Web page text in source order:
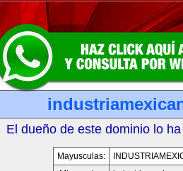
El dueño de este dominio lo
Mayusculas: